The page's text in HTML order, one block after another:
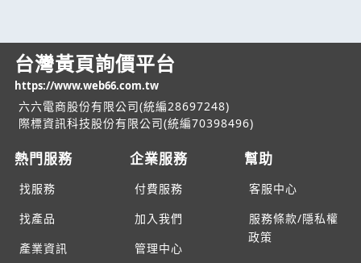
台灣黃頁詢價平台
https://www.web66.com.tw
六六電商股份有限公司(統編28697248)
際標資訊科技股份有限公司(統編70398496)
熱門服務
找服務
找產品
產業資訊
企業服務
付費服務
加入我們
管理中心
幫助
客服中心
服務條款/隱私權
政策